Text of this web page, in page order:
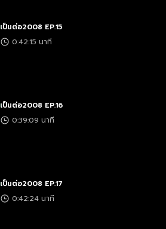
เป็นต่อ2008 EP.15
0:42:15 นาที
เป็นต่อ2008 EP.16
0:39:09 นาที
เป็นต่อ2008 EP.17
0:42:24 นาที